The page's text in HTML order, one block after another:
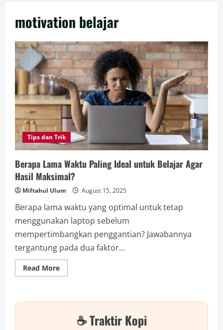
motivation belajar
Tips dan Trik
Berapa Lama Waktu Paling Ideal untuk Belajar Agar
Hasil Maksimal?
Miftahul Ulum August 15, 2025
Berapa lama waktu yang optimal untuk tetap
menggunakan laptop sebelum
mempertimbangkan penggantian? Jawabannya
tergantung pada dua faktor...
Read MoreRead
more
Waktu
untuk☕ Traktir Kopi